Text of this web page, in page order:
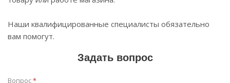
Наши квалифицированные специалисты обязательно
вам помогут.
Задать вопрос
Вопрос*